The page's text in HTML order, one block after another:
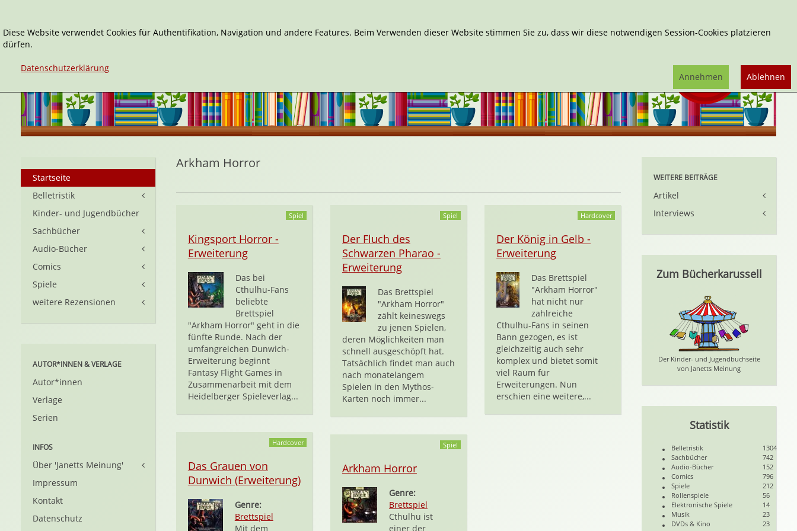
Arkham Horror
Spiel
Kingsport Horror -
Erweiterung
Das bei
Cthulhu-Fans
beliebte
Brettspiel
"Arkham Horror" geht in die
fünfte Runde. Nach der
umfangreichen Dunwich-
Erweiterung beginnt
Fantasy Flight Games in
Zusammenarbeit mit dem
Heidelberger Spieleverlag...
Spiel
Der Fluch des
Schwarzen Pharao -
Erweiterung
Das Brettspiel
"Arkham Horror"
zählt keineswegs
zu jenen Spielen,
deren Möglichkeiten man
schnell ausgeschöpft hat.
Tatsächlich findet man auch
nach monatelangem
Spielen in den Mythos-
Karten noch immer...
Hardcover
Der König in Gelb -
Erweiterung
Das Brettspiel
"Arkham Horror"
hat nicht nur
zahlreiche
Cthulhu-Fans in seinen
Bann gezogen, es ist
gleichzeitig auch sehr
komplex und bietet somit
viel Raum für
Erweiterungen. Nun
erschien eine weitere,...
Hardcover
Das Grauen von
Dunwich (Erweiterung)
Genre:
Brettspiel
Mit dem
Spiel
Arkham Horror
Genre:
Brettspiel
Cthulhu ist
einer der
Startseite
Belletristik
Kinder- und Jugendbücher
Sachbücher
Audio-Bücher
Comics
Spiele
weitere Rezensionen
AUTOR*INNEN & VERLAGE
Autor*innen
Verlage
Serien
INFOS
Über 'Janetts Meinung'
Impressum
Kontakt
Datenschutz
WEITERE BEITRÄGE
Artikel
Interviews
Zum Bücherkarussell
Der Kinder- und Jugendbuchseite
von Janetts Meinung
Statistik
Belletristik
1304
Sachbücher
742
Audio-Bücher
152
Comics
796
Spiele
212
Rollenspiele
56
Elektronische Spiele
14
Musik
23
DVDs & Kino
23
Diese Website verwendet Cookies für Authentifikation, Navigation und andere Features. Beim Verwenden dieser Website stimmen Sie zu, dass wir diese notwendigen Session-Cookies platzieren
dürfen.
Datenschutzerklärung
Ablehnen
Annehmen